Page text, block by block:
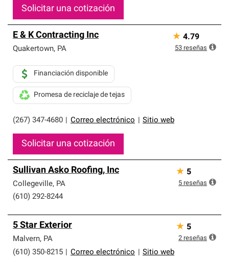
Solicitar una cotización
E & K Contracting Inc
Quakertown, PA
(267) 347-4680 Correo electrónico Sitio web
Financiación disponible
Promesa de reciclaje de tejas
Solicitar una cotización
★ 4.79
53 reseñas
Sullivan Asko Roofing, Inc
Collegeville, PA
(610) 292-8244
★ 5
5 reseñas
5 Star Exterior
Malvern, PA
(610) 350-8215
Correo electrónico Sitio web
★ 5
2 reseñas